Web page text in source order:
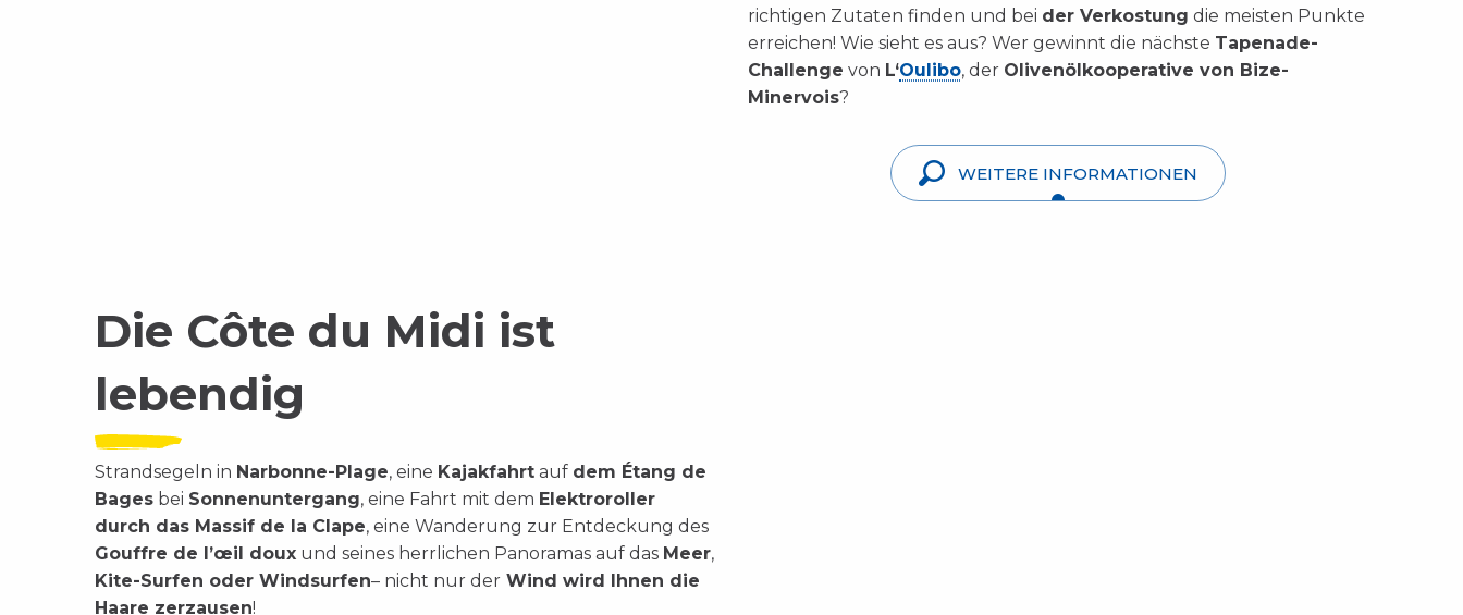
richtigen Zutaten finden und bei der Verkostung die meisten Punkte
erreichen! Wie sieht es aus? Wer gewinnt die nächste Tapenade-
Challenge von L‘Oulibo, der Olivenölkooperative von Bize-
Minervois?
WEITERE INFORMATIONEN
Die Côte du Midi ist
lebendig
Strandsegeln in Narbonne-Plage, eine Kajakfahrt auf dem Étang de
Bages bei Sonnenuntergang, eine Fahrt mit dem Elektroroller
durch das Massif de la Clape, eine Wanderung zur Entdeckung des
Gouffre de l’œil doux und seines herrlichen Panoramas auf das Meer,
Kite-Surfen oder Windsurfen– nicht nur der Wind wird Ihnen die
Haare zerzausen!